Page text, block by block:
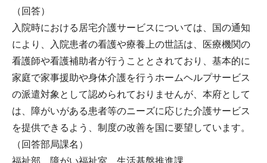
（回答）
入院時における居宅介護サービスについては、国の通知
により、入院患者の看護や療養上の世話は、医療機関の
看護師や看護補助者が行うこととされており、基本的に
家庭で家事援助や身体介護を行うホームヘルプサービス
の派遣対象として認められておりませんが、本府として
は、障がいがある患者等のニーズに応じた介護サービス
を提供できるよう、制度の改善を国に要望しています。
（回答部局課名）
福祉部 障がい福祉室 生活基盤推進課